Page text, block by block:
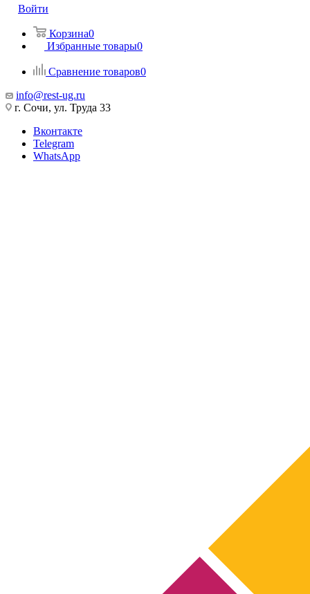
Войти
Корзина0
Избранные товары0
Сравнение товаров0
info@rest-ug.ru
г. Сочи, ул. Труда 33
Вконтакте
Telegram
WhatsApp